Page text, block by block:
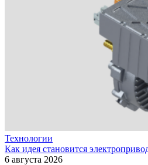
Технологии
Как идея становится
6 августа 2026